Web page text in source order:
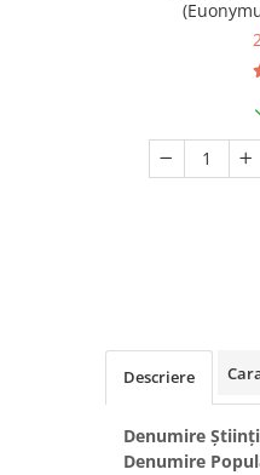
Descriere
Denumire
Denumire